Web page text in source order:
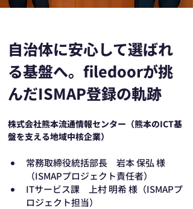
自治体に安心して選ばれ
る基盤へ。filedoorが挑
んだISMAP登録の軌跡
株式会社熊本流通情報センター（熊本のICT基
盤を支える地域中核企業）
常務取締役統括部長　岩本 保弘 様
（ISMAPプロジェクト責任者）
ITサービス課　上村 明希 様（ISMAPプ
ロジェクト担当）